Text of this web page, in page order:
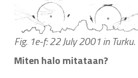
Fig. 1e-f: 22 July 2001 in Turku.
Miten halo mitataan?